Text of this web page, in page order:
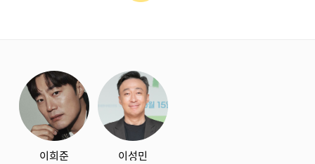
이희준 이성민